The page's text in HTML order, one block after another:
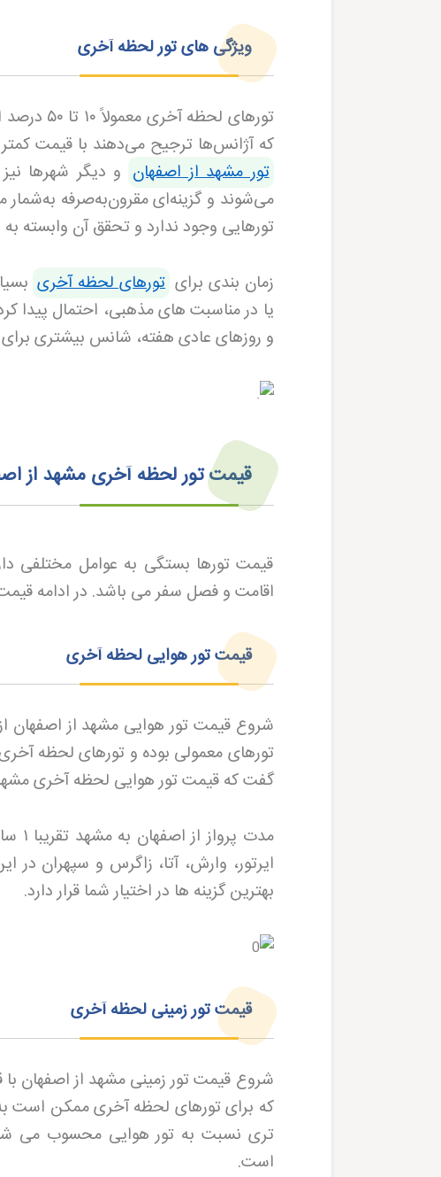
ویژگی های تور لحظه آخری
تورهای لحظه آخری معمولاً۱۰ تا ۵۰ درصد
که آژانس‌ها ترجیح می‌دهند با قیمت کمتر
تور مشهد از اصفهان و دیگر شهرها
می‌شوند و گزینه‌ای مقرون‌به‌صرفه
تورهایی وجود ندارد و تحقق آن
زمان بندی برای تورهای لحظه آخری
یا در مناسبت های مذهبی، احتمال پیدا
و روزهای عادی هفته، شانس بیشتری
قیمت تور لحظه آخری مشهد از
قیمت تورها بستگی به عوامل مختلفی
اقامت و فصل سفر می باشد. در ادامه
قیمت تور هوایی لحظه آخری
تورهای معمولی بوده و تورهای لحظه
گفت که قیمت تور هوایی لحظه آخری مشهد از اصفهان در
مدت پرواز از اصفهان به مشهد تقریبا ۱
ایرتور، وارش، آتا، زاگرس و سپهران در
بهترین گزینه ها در اختیار شما قرار دارد.
قیمت تور زمینی لحظه آخری
شروع قیمت تور زمینی مشهد از اصفهان با
که برای تورهای لحظه آخری ممکن است به
تری نسبت به تور هوایی محسوب می
است.